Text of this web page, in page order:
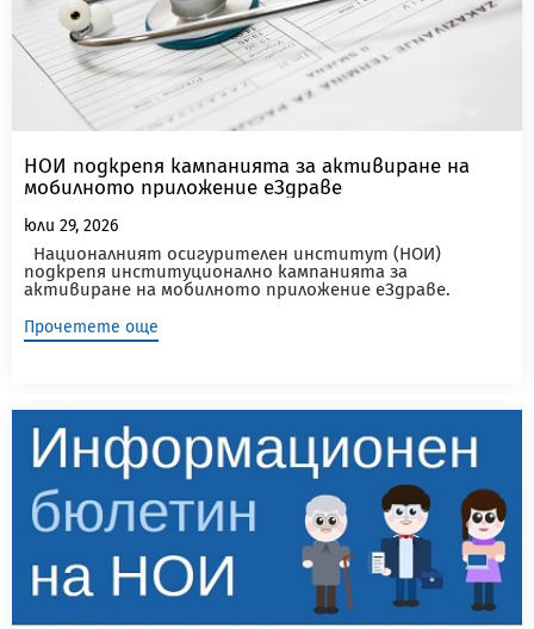
НОИ подкрепя кампанията за активиране на
мобилното приложение еЗдраве
юли 29, 2026
Националният осигурителен институт (НОИ)
подкрепя институционално кампанията за
активиране на мобилното приложение еЗдраве.
Прочетете още